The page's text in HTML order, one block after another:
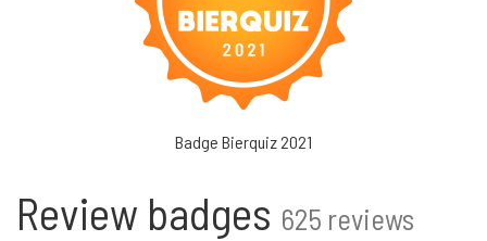
Badge Bierquiz 2021
Review badges 625 reviews